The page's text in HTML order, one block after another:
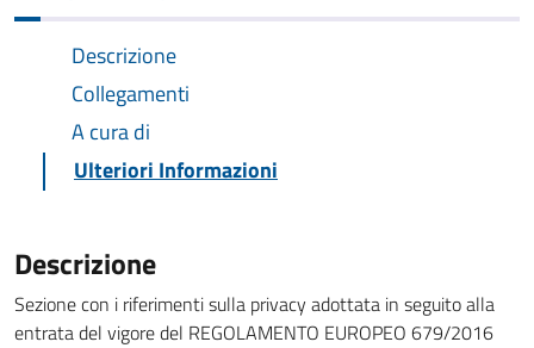
Descrizione
Collegamenti
A cura di
Ulteriori Informazioni
Descrizione
Sezione con i riferimenti sulla privacy adottata in seguito alla
entrata del vigore del REGOLAMENTO EUROPEO 679/2016